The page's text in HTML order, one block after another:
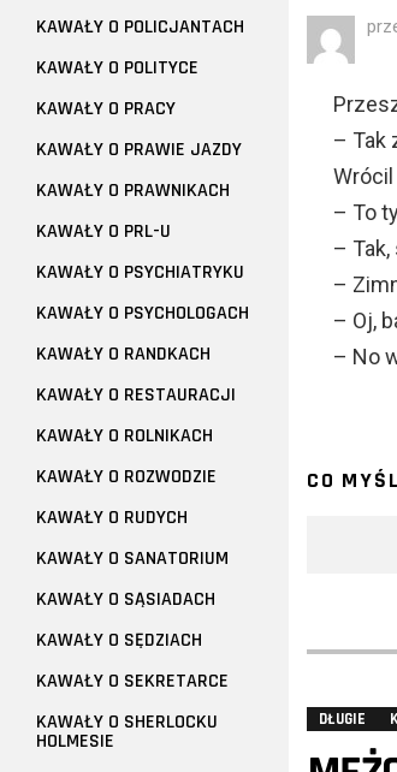
– Tak
Wrócil
– To
– Tak,
–
– Oj,
– No
CO
DŁUGIE
KAWAŁY O POLICJANTACH
KAWAŁY O POLITYCE
KAWAŁY O PRACY
KAWAŁY O PRAWIE JAZDY
KAWAŁY O PRAWNIKACH
KAWAŁY O PRL-U
KAWAŁY O PSYCHIATRYKU
KAWAŁY O PSYCHOLOGACH
KAWAŁY O RANDKACH
KAWAŁY O RESTAURACJI
KAWAŁY O ROLNIKACH
KAWAŁY O ROZWODZIE
KAWAŁY O RUDYCH
KAWAŁY O SANATORIUM
KAWAŁY O SĄSIADACH
KAWAŁY O SĘDZIACH
KAWAŁY O SEKRETARCE
KAWAŁY O SHERLOCKU
HOLMESIE